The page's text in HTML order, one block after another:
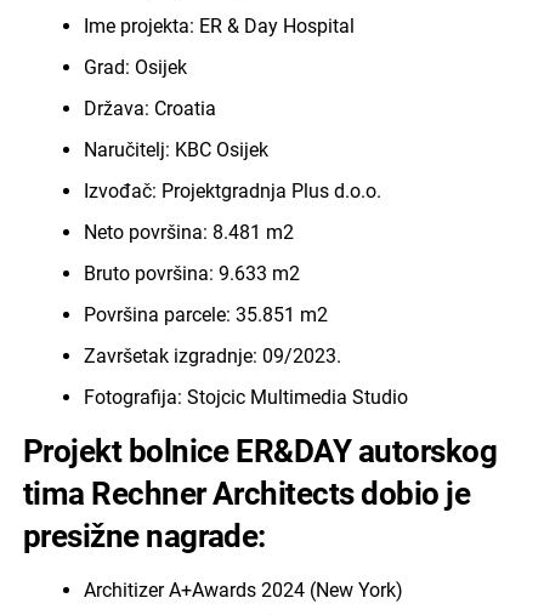
Ime projekta: ER & Day Hospital
Grad: Osijek
Država: Croatia
Naručitelj: KBC Osijek
Izvođač: Projektgradnja Plus d.o.o.
Neto površina: 8.481 m2
Bruto površina: 9.633 m2
Površina parcele: 35.851 m2
Završetak izgradnje: 09/2023.
Fotografija: Stojcic Multimedia Studio
Projekt bolnice ER&DAY autorskog
tima Rechner Architects dobio je
presižne nagrade:
Architizer A+Awards 2024 (New York)